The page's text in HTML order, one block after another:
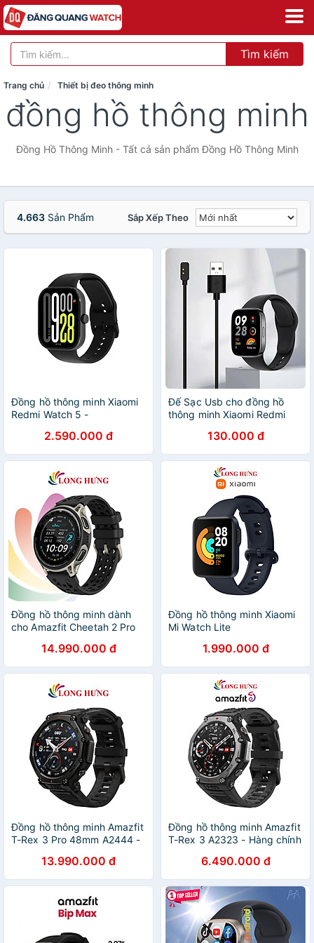
Tìm kiếm
Trang chủ Thiết bị đeo thông minh
đồng hồ thông minh
Đồng Hồ Thông Minh - Tất cả sản phẩm Đồng Hồ Thông Minh
4.663 Sản Phẩm Sắp Xếp Theo
Đồng hồ thông minh Xiaomi
Redmi Watch 5 -
2.590.000 đ
Đế Sạc Usb cho đồng hồ
thông minh Xiaomi Redmi
cho đồng hồ smartwatch
Xiaomi Redmi watch 4 -
Hàng Nhập Khẩu
130.000 đ
Đồng hồ thông minh dành
cho Amazfit Cheetah 2 Pro
14.990.000 đ
Đồng hồ thông minh Xiaomi
Mi Watch Lite
REDMIWT02 - Hàng chính
hãng
1.990.000 đ
Đồng hồ thông minh Amazfit
T-Rex 3 Pro 48mm A2444 -
13.990.000 đ
Đồng hồ thông minh Amazfit
T-Rex 3 A2323 - Hàng chính
6.490.000 đ